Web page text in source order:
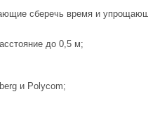
сберечь время и
до 0,5 м;
и Polycom;